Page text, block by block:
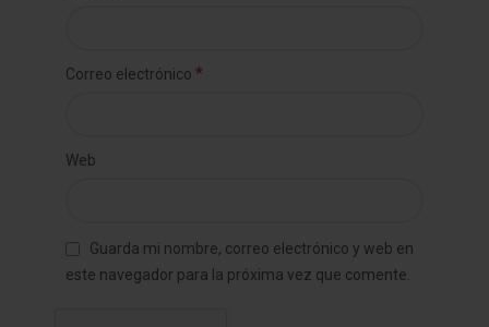
Correo electrónico *
Web
Guarda mi nombre, correo electrónico y web en
este navegador para la próxima vez que comente.